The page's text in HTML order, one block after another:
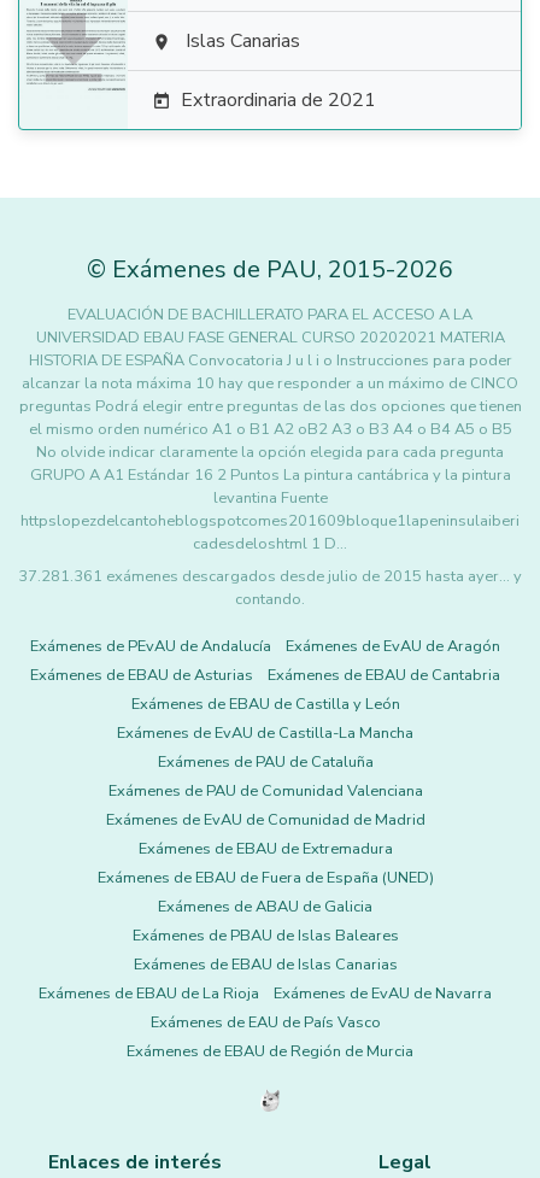
  Islas Canarias
 Extraordinaria de 2021
© Exámenes de PAU, 2015-2026
EVALUACIÓN DE BACHILLERATO PARA EL ACCESO A LA
UNIVERSIDAD EBAU FASE GENERAL CURSO 20202021 MATERIA
HISTORIA DE ESPAÑA Convocatoria J u l i o Instrucciones para poder
alcanzar la nota máxima 10 hay que responder a un máximo de CINCO
preguntas Podrá elegir entre preguntas de las dos opciones que tienen
el mismo orden numérico A1 o B1 A2 oB2 A3 o B3 A4 o B4 A5 o B5
No olvide indicar claramente la opción elegida para cada pregunta
GRUPO A A1 Estándar 16 2 Puntos La pintura cantábrica y la pintura
levantina Fuente
httpslopezdelcantoheblogspotcomes201609bloque1lapeninsulaiberi
cadesdeloshtml 1 D…
37.281.361 exámenes descargados desde julio de 2015 hasta ayer... y
contando.
Exámenes de PEvAU de Andalucía
Exámenes de EvAU de Aragón
Exámenes de EBAU de Asturias
Exámenes de EBAU de Cantabria
Exámenes de EBAU de Castilla y León
Exámenes de EvAU de Castilla-La Mancha
Exámenes de PAU de Cataluña
Exámenes de PAU de Comunidad Valenciana
Exámenes de EvAU de Comunidad de Madrid
Exámenes de EBAU de Extremadura
Exámenes de EBAU de Fuera de España (UNED)
Exámenes de ABAU de Galicia
Exámenes de PBAU de Islas Baleares
Exámenes de EBAU de Islas Canarias
Exámenes de EBAU de La Rioja
Exámenes de EvAU de Navarra
Exámenes de EAU de País Vasco
Exámenes de EBAU de Región de Murcia
Enlaces de interés Legal